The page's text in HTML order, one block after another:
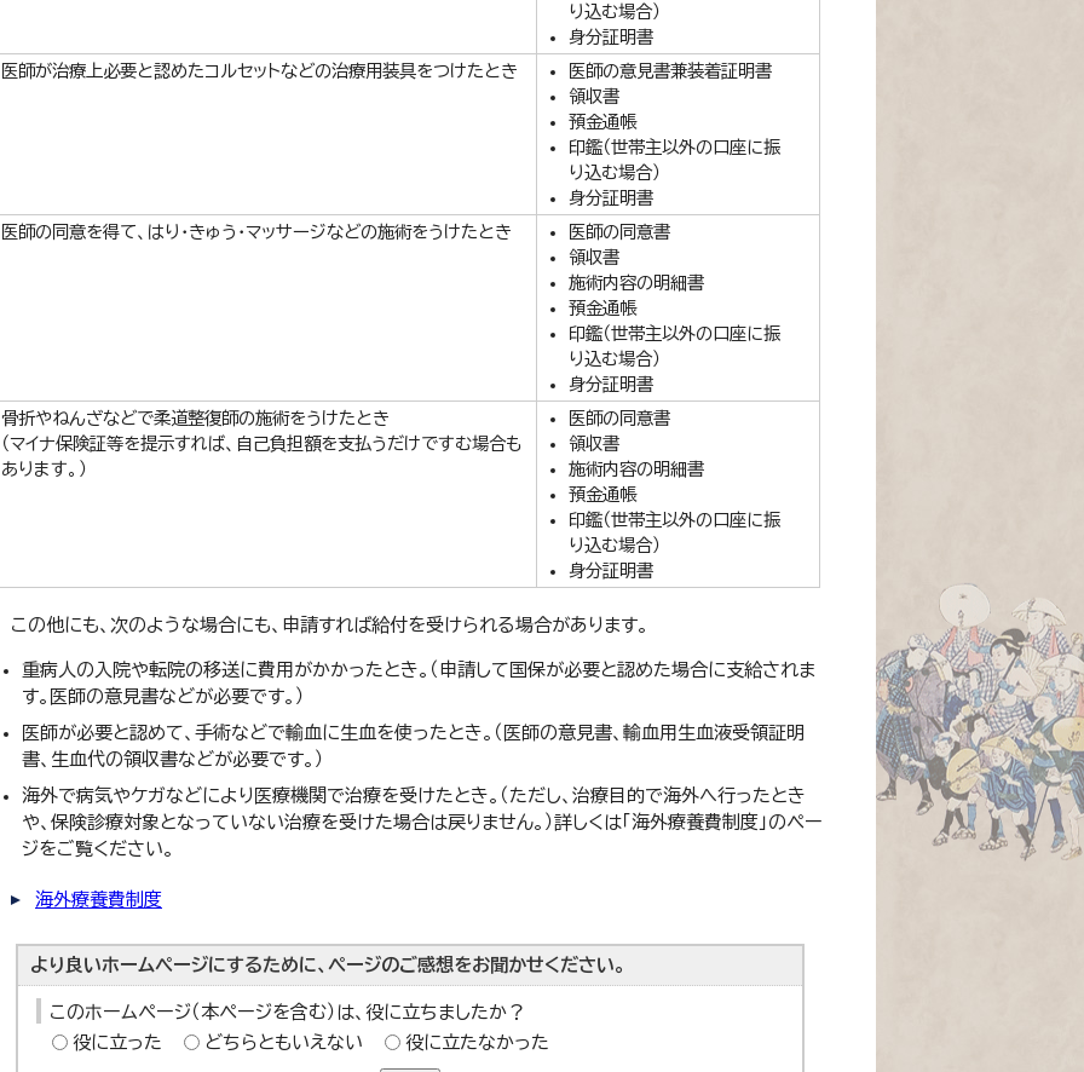
り込む場合）
身分証明書
医師が治療上必要と認めたコルセットなどの治療用装具をつけたとき
医師の意見書兼装着証明書
領収書
預金通帳
印鑑（世帯主以外の口座に振
り込む場合）
身分証明書
医師の同意を得て、はり・きゅう・マッサージなどの施術をうけたとき
医師の同意書
領収書
施術内容の明細書
預金通帳
印鑑（世帯主以外の口座に振
り込む場合）
身分証明書
骨折やねんざなどで柔道整復師の施術をうけたとき
（マイナ保険証等を提示すれば、自己負担額を支払うだけですむ場合も
あります。）
医師の同意書
領収書
施術内容の明細書
預金通帳
印鑑（世帯主以外の口座に振
り込む場合）
身分証明書
この他にも、次のような場合にも、申請すれば給付を受けられる場合があります。
重病人の入院や転院の移送に費用がかかったとき。（申請して国保が必要と認めた場合に支給されま
す。医師の意見書などが必要です。）
医師が必要と認めて、手術などで輸血に生血を使ったとき。（医師の意見書、輸血用生血液受領証明
書、生血代の領収書などが必要です。）
海外で病気やケガなどにより医療機関で治療を受けたとき。（ただし、治療目的で海外へ行ったとき
や、保険診療対象となっていない治療を受けた場合は戻りません。）詳しくは「海外療養費制度」のペー
ジをご覧ください。
海外療養費制度
より良いホームページにするために、ページのご感想をお聞かせください。
このホームページ（本ページを含む）は、役に立ちましたか？
役に立った
どちらともいえない 役に立たなかった